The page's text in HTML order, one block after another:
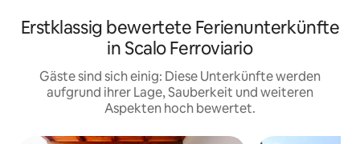
Erstklassig bewertete Ferienunterkünfte
in Scalo Ferroviario
Gäste sind sich einig: Diese Unterkünfte werden
aufgrund ihrer Lage, Sauberkeit und weiteren
Aspekten hoch bewertet.